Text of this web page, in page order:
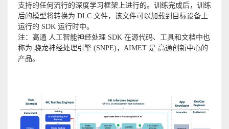
支持的任何流行的深度学习框架上进行的。训练完成后，训练
后的模型将转换为 DLC 文件，该文件可以加载到目标设备上
运行的 SDK 运行时中。
注：高通 人工智能神经处理 SDK 在源代码、工具和文档中也
称为 骁龙神经处理引擎 (SNPE)，AIMET 是 高通创新中心的
产品。